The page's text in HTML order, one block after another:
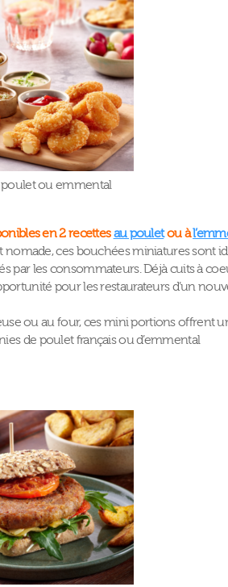
ou emmental
en 2 recettesau pouletou à
nomade, ces bouchées miniatures sont
par les consommateurs. Déjà cuits à
pour les restaurateurs d’un
ou au four, ces mini portions offrent
de poulet français ou d’emmental